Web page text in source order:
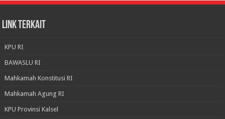
LINK TERKAIT
KPU RI
BAWASLU RI
Mahkamah Konstitusi RI
Mahkamah Agung RI
KPU Provinsi Kalsel